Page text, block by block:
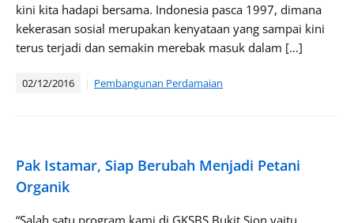
kini kita hadapi bersama. Indonesia pasca 1997, dimana
kekerasan sosial merupakan kenyataan yang sampai kini
terus terjadi dan semakin merebak masuk dalam […]
02/12/2016 Pembangunan Perdamaian
Pak Istamar, Siap Berubah Menjadi Petani
Organik